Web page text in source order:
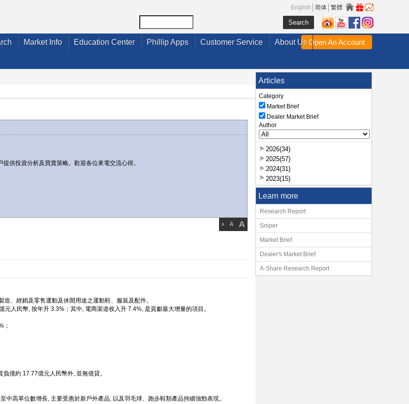
English 简体 繁體
Market Info Education Center Phillip Apps Customer Service About UsOpen An Account
供投資分析及買賣策略。歡迎各位來電交流心得。
A A
A
、經銷及零售運動及休閒用途之運動鞋、服裝及配件。
人民幣, 按年升 3.3%；其中, 電商渠道收入升 7.4%, 是貢獻最大增量的項目。
；
債約 17.77億元人民幣外, 並無借貸。
高單位數增長, 主要受惠於新戶外產品, 以及羽毛球、跑步鞋類產品持續強勁表現。
Articles
Category
Market Brief
Dealer Market Brief
Author
2026(34)
2025(57)
2024(31)
2023(15)
Learn more
Research Report
Sniper
Market Brief
Dealer's Market Brief
A-Share Research Report